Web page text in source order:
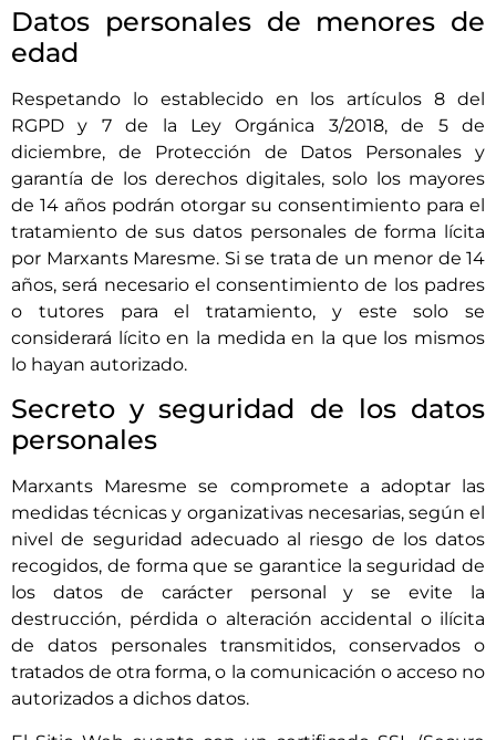
Datos personales de menores de
edad
Respetando lo establecido en los artículos 8 del
RGPD y 7 de la Ley Orgánica 3/2018, de 5 de
diciembre, de Protección de Datos Personales y
garantía de los derechos digitales, solo los mayores
de 14 años podrán otorgar su consentimiento para el
tratamiento de sus datos personales de forma lícita
por Marxants Maresme. Si se trata de un menor de 14
años, será necesario el consentimiento de los padres
o tutores para el tratamiento, y este solo se
considerará lícito en la medida en la que los mismos
lo hayan autorizado.
Secreto y seguridad de los datos
personales
Marxants Maresme se compromete a adoptar las
medidas técnicas y organizativas necesarias, según el
nivel de seguridad adecuado al riesgo de los datos
recogidos, de forma que se garantice la seguridad de
los datos de carácter personal y se evite la
destrucción, pérdida o alteración accidental o ilícita
de datos personales transmitidos, conservados o
tratados de otra forma, o la comunicación o acceso no
autorizados a dichos datos.